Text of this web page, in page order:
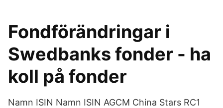
Fondförändringar i
Swedbanks fonder - ha
koll på fonder
Namn ISIN Namn ISIN AGCM China Stars RC1